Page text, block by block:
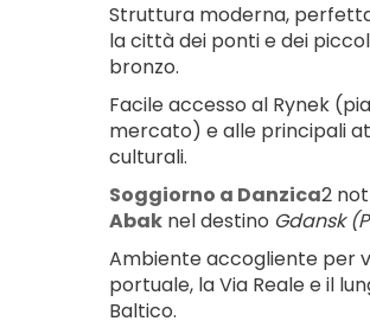
Struttura moderna,
la città dei ponti e dei
bronzo.
Facile accesso al Rynek
mercato) e alle principali
culturali.
Soggiorno a Danzica
Abak nel destino Gdansk
Ambiente accogliente per
portuale, la Via Reale e il
Baltico.